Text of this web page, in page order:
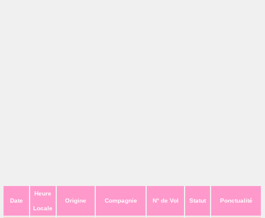
Date
Heure
Locale
Origine Compagnie N° de Vol Statut Ponctualité